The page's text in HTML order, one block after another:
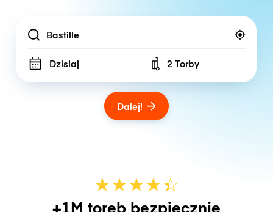
Location
Dzisiaj Number of bags
2 Torby
Dalej!
★★★★☆
★
+1M toreb bezpiecznie